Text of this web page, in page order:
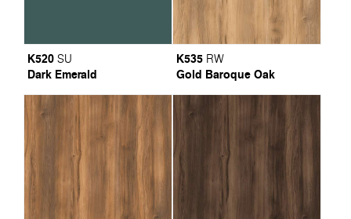
K520 SU
Dark Emerald
K535 RW
Gold Baroque Oak